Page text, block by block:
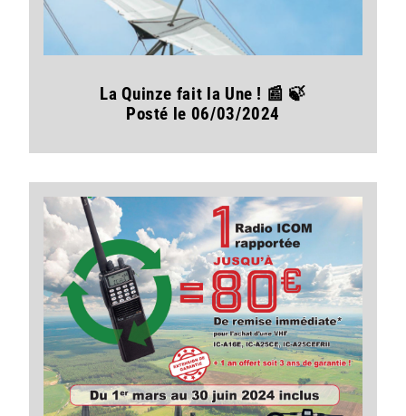
La Quinze fait la Une ! 📰 🍃
Posté le 06/03/2024